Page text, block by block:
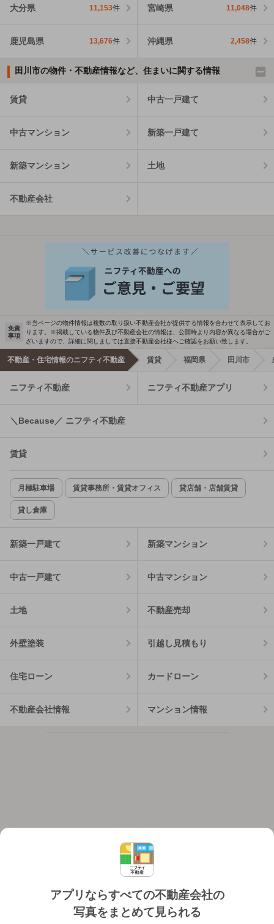
大分県 11,153件 宮崎県 11,048件
鹿児島県 13,676件 沖縄県 2,458件
田川市の物件・不動産情報など、住まいに関する情報
賃貸 中古一戸建て
中古マンション 新築一戸建て
新築マンション 土地
不動産会社
アプリならすべての不動産会社の
写真をまとめて見られる
免責
事項
※当ページの物件情報は複数の取り扱い不動産会社が提供する情報を合わせて表示してお
ります。※掲載している物件及び不動産会社の情報は、公開時より内容が異なる場合がご
ざいますので、詳細に関しましては直接不動産会社様へご確認をお願い致します。
不動産・住宅情報のニフティ不動産 賃貸 福岡県 田川市
ニフティ不動産 ニフティ不動産アプリ
＼Because／ ニフティ不動産
賃貸
月極駐車場 賃貸事務所・賃貸オフィス 貸店舗・店舗賃貸
貸し倉庫
新築一戸建て 新築マンション
中古一戸建て 中古マンション
土地 不動産売却
外壁塗装 引越し見積もり
住宅ローン カードローン
不動産会社情報 マンション情報
個人情報保護ポリシー 利用規約